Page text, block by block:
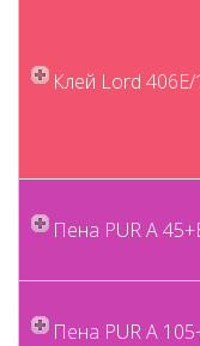
Клей Lord 406E/
Пена PUR A
Пена PUR A